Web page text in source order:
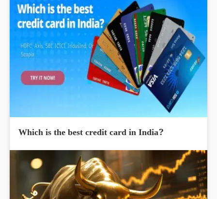
Which is the best credit card in India?